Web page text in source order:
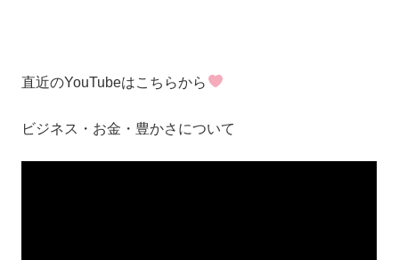
直近のYouTubeはこちらから
ビジネス・お金・豊かさについて